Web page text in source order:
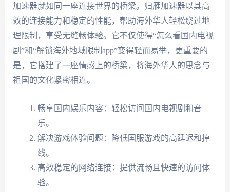
加速器就如同一座连接世界的桥梁。归雁加速器以其高
效的连接能力和稳定的性能，帮助海外华人轻松绕过地
理限制，享受无缝畅体验。它不仅使得“怎么看国内电视
剧”和“解锁海外地域限制app”变得轻而易举，更重要的
是，它搭建了一座情感上的桥梁，将海外华人的思念与
祖国的文化紧密相连。
畅享国内娱乐内容：轻松访问国内电视剧和音
乐。
解决游戏体验问题：降低国服游戏的高延迟和掉
线。
高效稳定的网络连接：提供流畅且快速的访问体
验。